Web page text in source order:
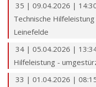
35 | 09.04.2026 |
Technische
Leinefelde
34 | 05.04.2026 |
Hilfeleistung -
33 | 01.04.2026 |